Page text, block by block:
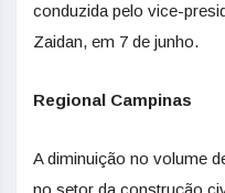
conduzida pelo vice-
Zaidan, em 7 de junho.
Regional Campinas
A diminuição no volume
no setor da construção